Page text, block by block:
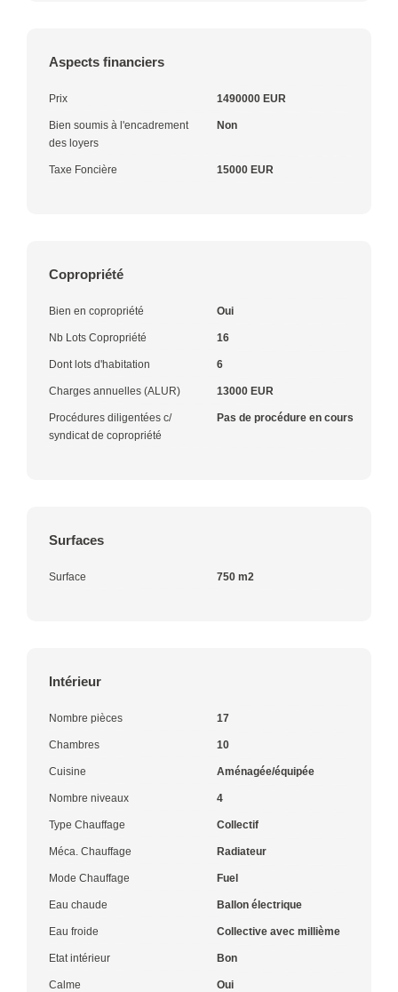
Aspects financiers
Prix 1490000 EUR
Bien soumis à l'encadrement
des loyers
Non
Taxe Foncière 15000 EUR
Copropriété
Bien en copropriété Oui
Nb Lots Copropriété 16
Dont lots d'habitation 6
Charges annuelles (ALUR) 13000 EUR
Procédures diligentées c/
syndicat de copropriété
Pas de procédure en cours
Surfaces
Surface 750 m2
Intérieur
Nombre pièces 17
Chambres 10
Cuisine Aménagée/équipée
Nombre niveaux 4
Type Chauffage Collectif
Méca. Chauffage Radiateur
Mode Chauffage Fuel
Eau chaude Ballon électrique
Eau froide Collective avec millième
Etat intérieur Bon
Calme Oui